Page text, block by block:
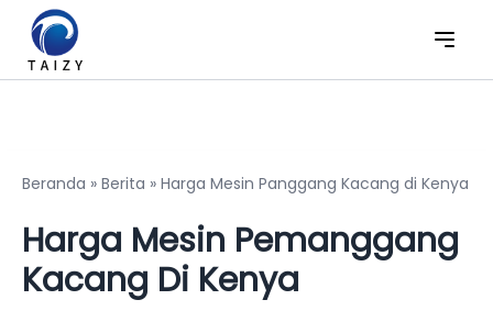
Beranda » Berita » Harga Mesin Panggang Kacang di Kenya
Harga Mesin Pemanggang
Kacang Di Kenya